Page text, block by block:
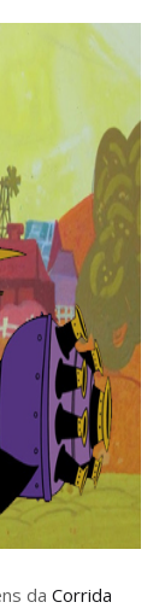
da Corrida